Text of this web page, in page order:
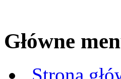
Główne